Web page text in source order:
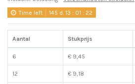
Time left 145 d. 13 : 01 : 22
Aantal Stukprijs
6 € 9,45
12 € 9,18